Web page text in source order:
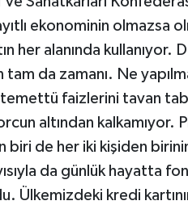
ekonominin olmazsa
her alanında kullanıyor.
tam da zamanı. Ne
faizlerini tavan
altından kalkamıyor.
biri de her iki kişiden
da günlük hayatta
Ülkemizdeki kredi